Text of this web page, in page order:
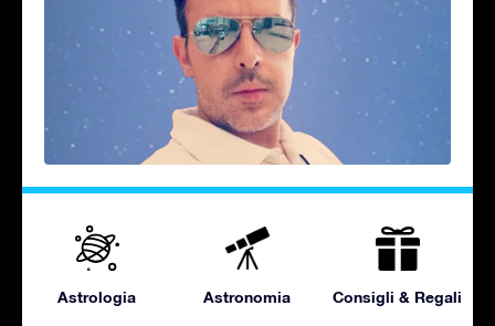
Astrologia Astronomia Consigli & Regali